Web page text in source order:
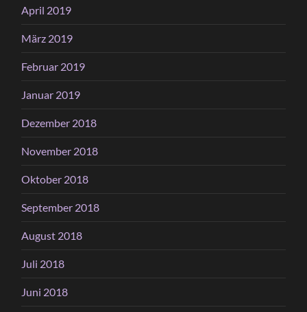
April 2019
März 2019
Februar 2019
Januar 2019
Dezember 2018
November 2018
Oktober 2018
September 2018
August 2018
Juli 2018
Juni 2018